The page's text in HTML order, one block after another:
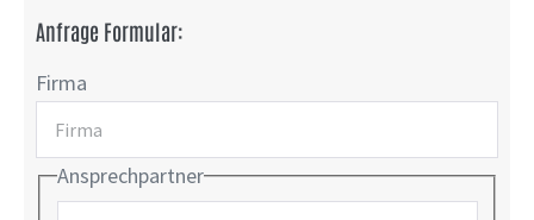
Anfrage Formular:
Firma
Ansprechpartner